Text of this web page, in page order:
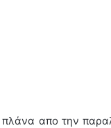
απο την